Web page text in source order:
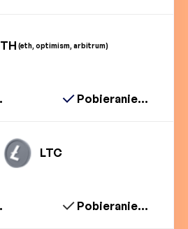
(eth, optimism, arbitrum)
Pobieranie...
LTC
Pobieranie...